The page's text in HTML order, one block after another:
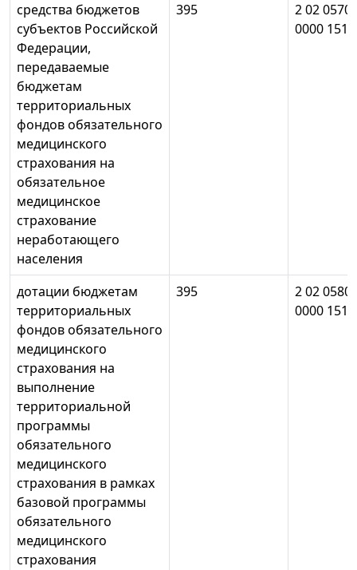
средства бюджетов
субъектов Российской
Федерации,
передаваемые
бюджетам
территориальных
фондов обязательного
медицинского
страхования на
обязательное
медицинское
страхование
неработающего
населения
395
2 02
0000 151
дотации бюджетам
территориальных
фондов обязательного
медицинского
страхования на
выполнение
территориальной
программы
обязательного
медицинского
страхования в рамках
базовой программы
обязательного
медицинского
страхования
395
2 02
0000 151